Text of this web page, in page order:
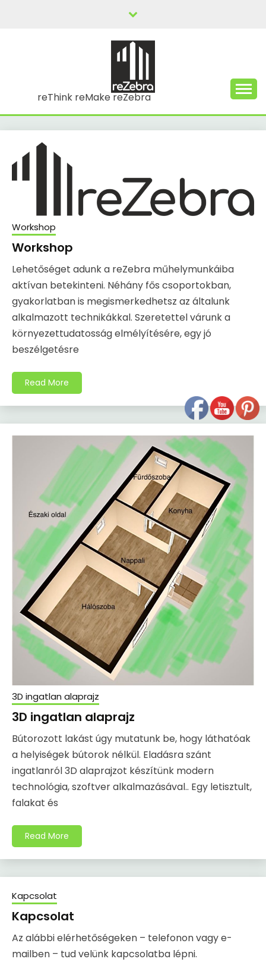
reThink reMake reZebra
Workshop
Workshop
Lehetőséget adunk a reZebra műhelymunkáiba
aktívan betekinteni. Néhány fős csoportokban,
gyakorlatban is megismerkedhetsz az általunk
alkalmazott technikákkal. Szeretettel várunk a
környezettudatosság elmélyítésére, egy jó
beszélgetésre
Read More
3D ingatlan alaprajz
3D ingatlan alaprajz
Bútorozott lakást úgy mutatunk be, hogy láthatóak
a helyiségek bútorok nélkül. Eladásra szánt
ingatlanról 3D alaprajzot készítünk modern
technológia, szoftver alkalmazásával.. Egy letisztult,
falakat és
Read More
Kapcsolat
Kapcsolat
Az alábbi elérhetőségeken – telefonon vagy e-
mailben – tud velünk kapcsolatba lépni.